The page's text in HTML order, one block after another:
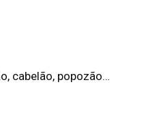
cabelão, popozão…